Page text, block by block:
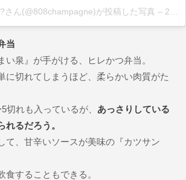
ん(@808champagne)が投稿した写真 – 2016 5月 23 12:08午前 PDT
当
い泉』が手がける、ヒレかつ弁当。
に切れてしまうほど、柔らかい肉質がた
切れも入っているが、 あっさりしている
れるだろう。
て、甘辛いソースが美味の『カツサン
食することもできる。